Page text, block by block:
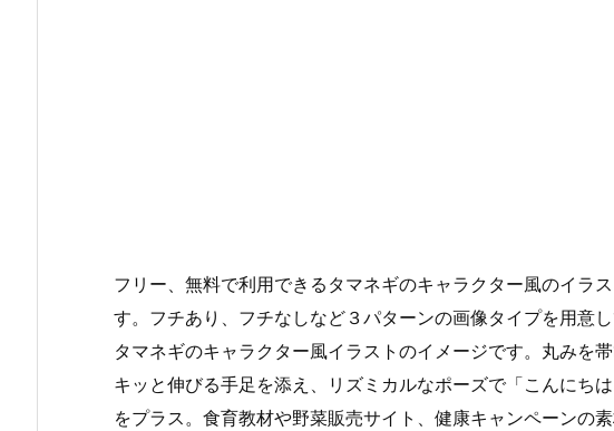
フリー、無料で利用できるタマネギのキャラクター風のイラ
す。フチあり、フチなしなど３パターンの画像タイプを用意し
タマネギのキャラクター風イラストのイメージです。丸みを
キッと伸びる手足を添え、リズミカルなポーズで「こんにち
をプラス。食育教材や野菜販売サイト、健康キャンペーンの